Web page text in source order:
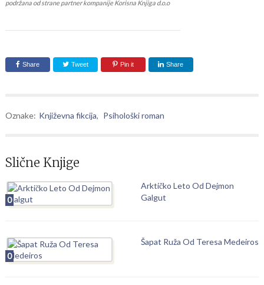
podržana od strane partner kompanije Korisna Knjiga d.o.o
Share Tweet Pin it Share
Oznake: Književna fikcija, Psihološki roman
Slične Knjige
0
Arktičko Leto Od Dejmon
Galgut
0
Šapat Ruža Od Teresa Medeiros